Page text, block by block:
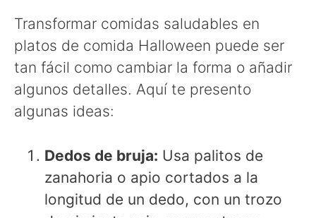
Transformar comidas saludables en
platos de comida Halloween puede ser
tan fácil como cambiar la forma o añadir
algunos detalles. Aquí te presento
algunas ideas:
Dedos de bruja: Usa palitos de
zanahoria o apio cortados a la
longitud de un dedo, con un trozo